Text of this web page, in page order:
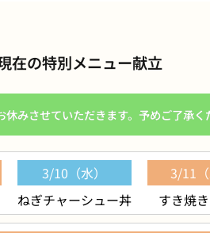
在の特別メニュー献立
みさせていただきます。予めご了承く
3/10（水）
ねぎチャーシュー丼
3/11（
すき焼